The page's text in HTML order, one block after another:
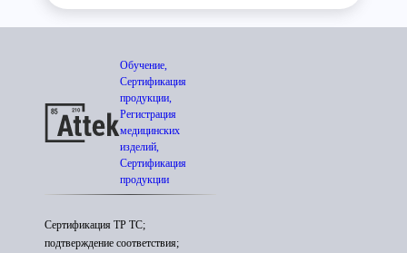
Обучение,
Сертификация
продукции,
Регистрация
медицинских
изделий,
Сертификация
продукции
Сертификация ТР ТС;
подтверждение соответствия;